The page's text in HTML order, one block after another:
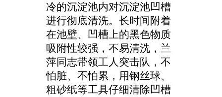
冷的沉淀池内对沉淀池凹槽
进行彻底清洗。长时间附着
在池壁、凹槽上的黑色物质
吸附性较强，不易清洗， 兰
萍同志带领工人突击队 ，不
怕脏、不怕累，用钢丝球、
粗砂纸等工具仔细清除凹槽